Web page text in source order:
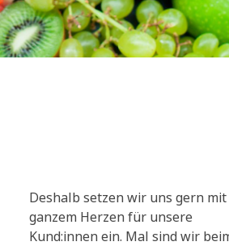
Deshalb setzen wir uns gern mit
ganzem Herzen für unsere
Kund:innen ein. Mal sind wir